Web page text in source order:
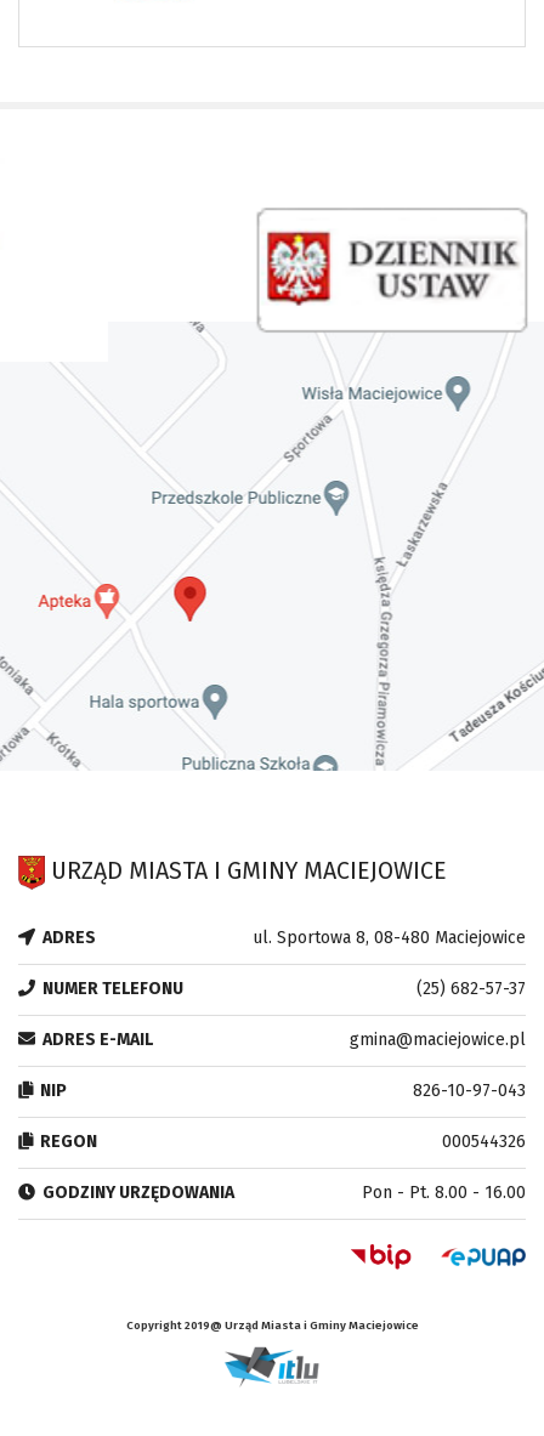
URZĄD MIASTA I GMINY MACIEJOWICE
ADRES ul. Sportowa 8, 08-480 Maciejowice
NUMER TELEFONU (25) 682-57-37
ADRES E-MAIL gmina@maciejowice.pl
NIP 826-10-97-043
REGON 000544326
GODZINY URZĘDOWANIA Pon - Pt. 8.00 - 16.00
Copyright 2019@ Urząd Miasta i Gminy Maciejowice